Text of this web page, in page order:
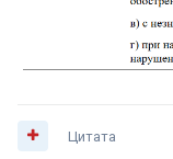
Цитата